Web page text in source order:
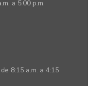
a 5:00 p.m.
8:15 a.m. a 4:15